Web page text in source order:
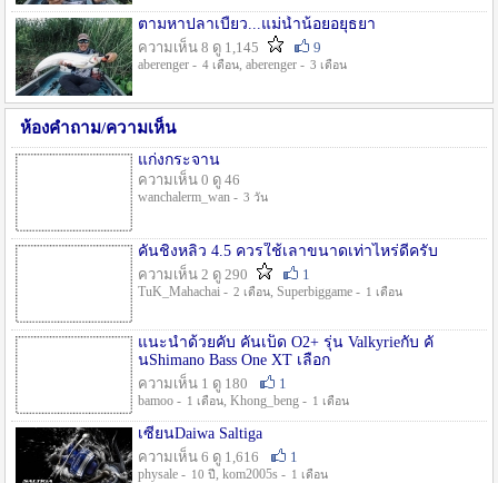
ตามหาปลาเบี้ยว...แม่น้ำน้อยอยุธยา
ความเห็น 8 ดู 1,145
9
aberenger - 4 เดือน, aberenger - 3 เดือน
ห้องคำถาม/ความเห็น
แก่งกระจาน
ความเห็น 0 ดู 46
wanchalerm_wan - 3 วัน
คันชิงหลิว 4.5 ควรใช้เลาขนาดเท่าไหร่ดีครับ
ความเห็น 2 ดู 290
1
TuK_Mahachai - 2 เดือน, Superbiggame - 1 เดือน
แนะนำด้วยคับ คันเบ็ด O2+ รุ่น Valkyrieกับ คั
นShimano Bass One XT เลือก
ความเห็น 1 ดู 180
1
bamoo - 1 เดือน, Khong_beng - 1 เดือน
เซียนDaiwa Saltiga
ความเห็น 6 ดู 1,616
1
physale - 10 ปี , kom2005s - 1 เดือน